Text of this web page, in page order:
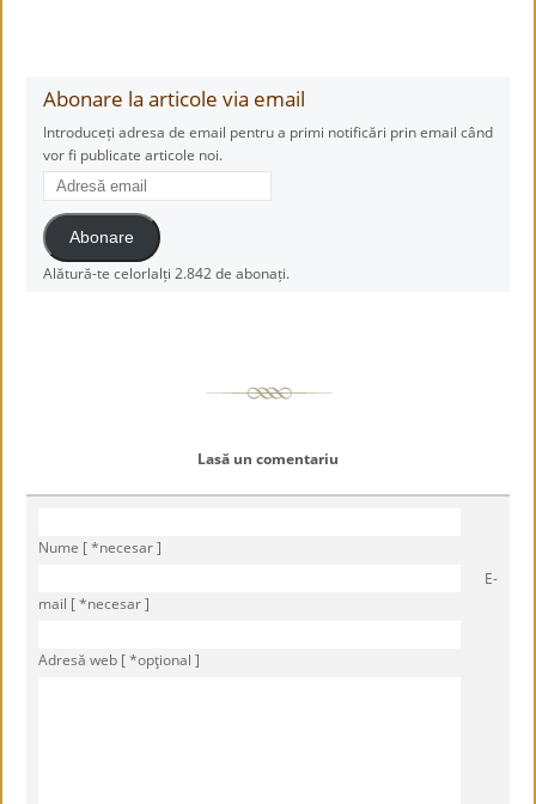
Abonare la articole via email
Introduceți adresa de email pentru a primi notificări prin email când
vor fi publicate articole noi.
Adresă
email
Abonare
Alătură-te celorlalți 2.842 de abonați.
Lasă un comentariu
Nume [ *necesar ]
E-
mail [ *necesar ]
Adresă web [ *opţional ]